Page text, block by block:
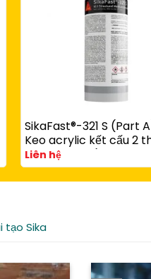
SikaFast®-321 S (Part
Keo acrylic kết cấu 2
phần đóng rắn nhanh
chêm dùng với
SikaFast®-3081 N Part
Liên hệ
tạo Sika